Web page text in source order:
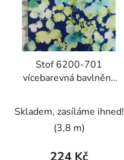
Stof 6200-701
vícebarevná bavlněná
Skladem, zasíláme ihned!
(3,8 m)
224 Kč